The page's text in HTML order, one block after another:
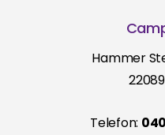
Hammer
Telefon: